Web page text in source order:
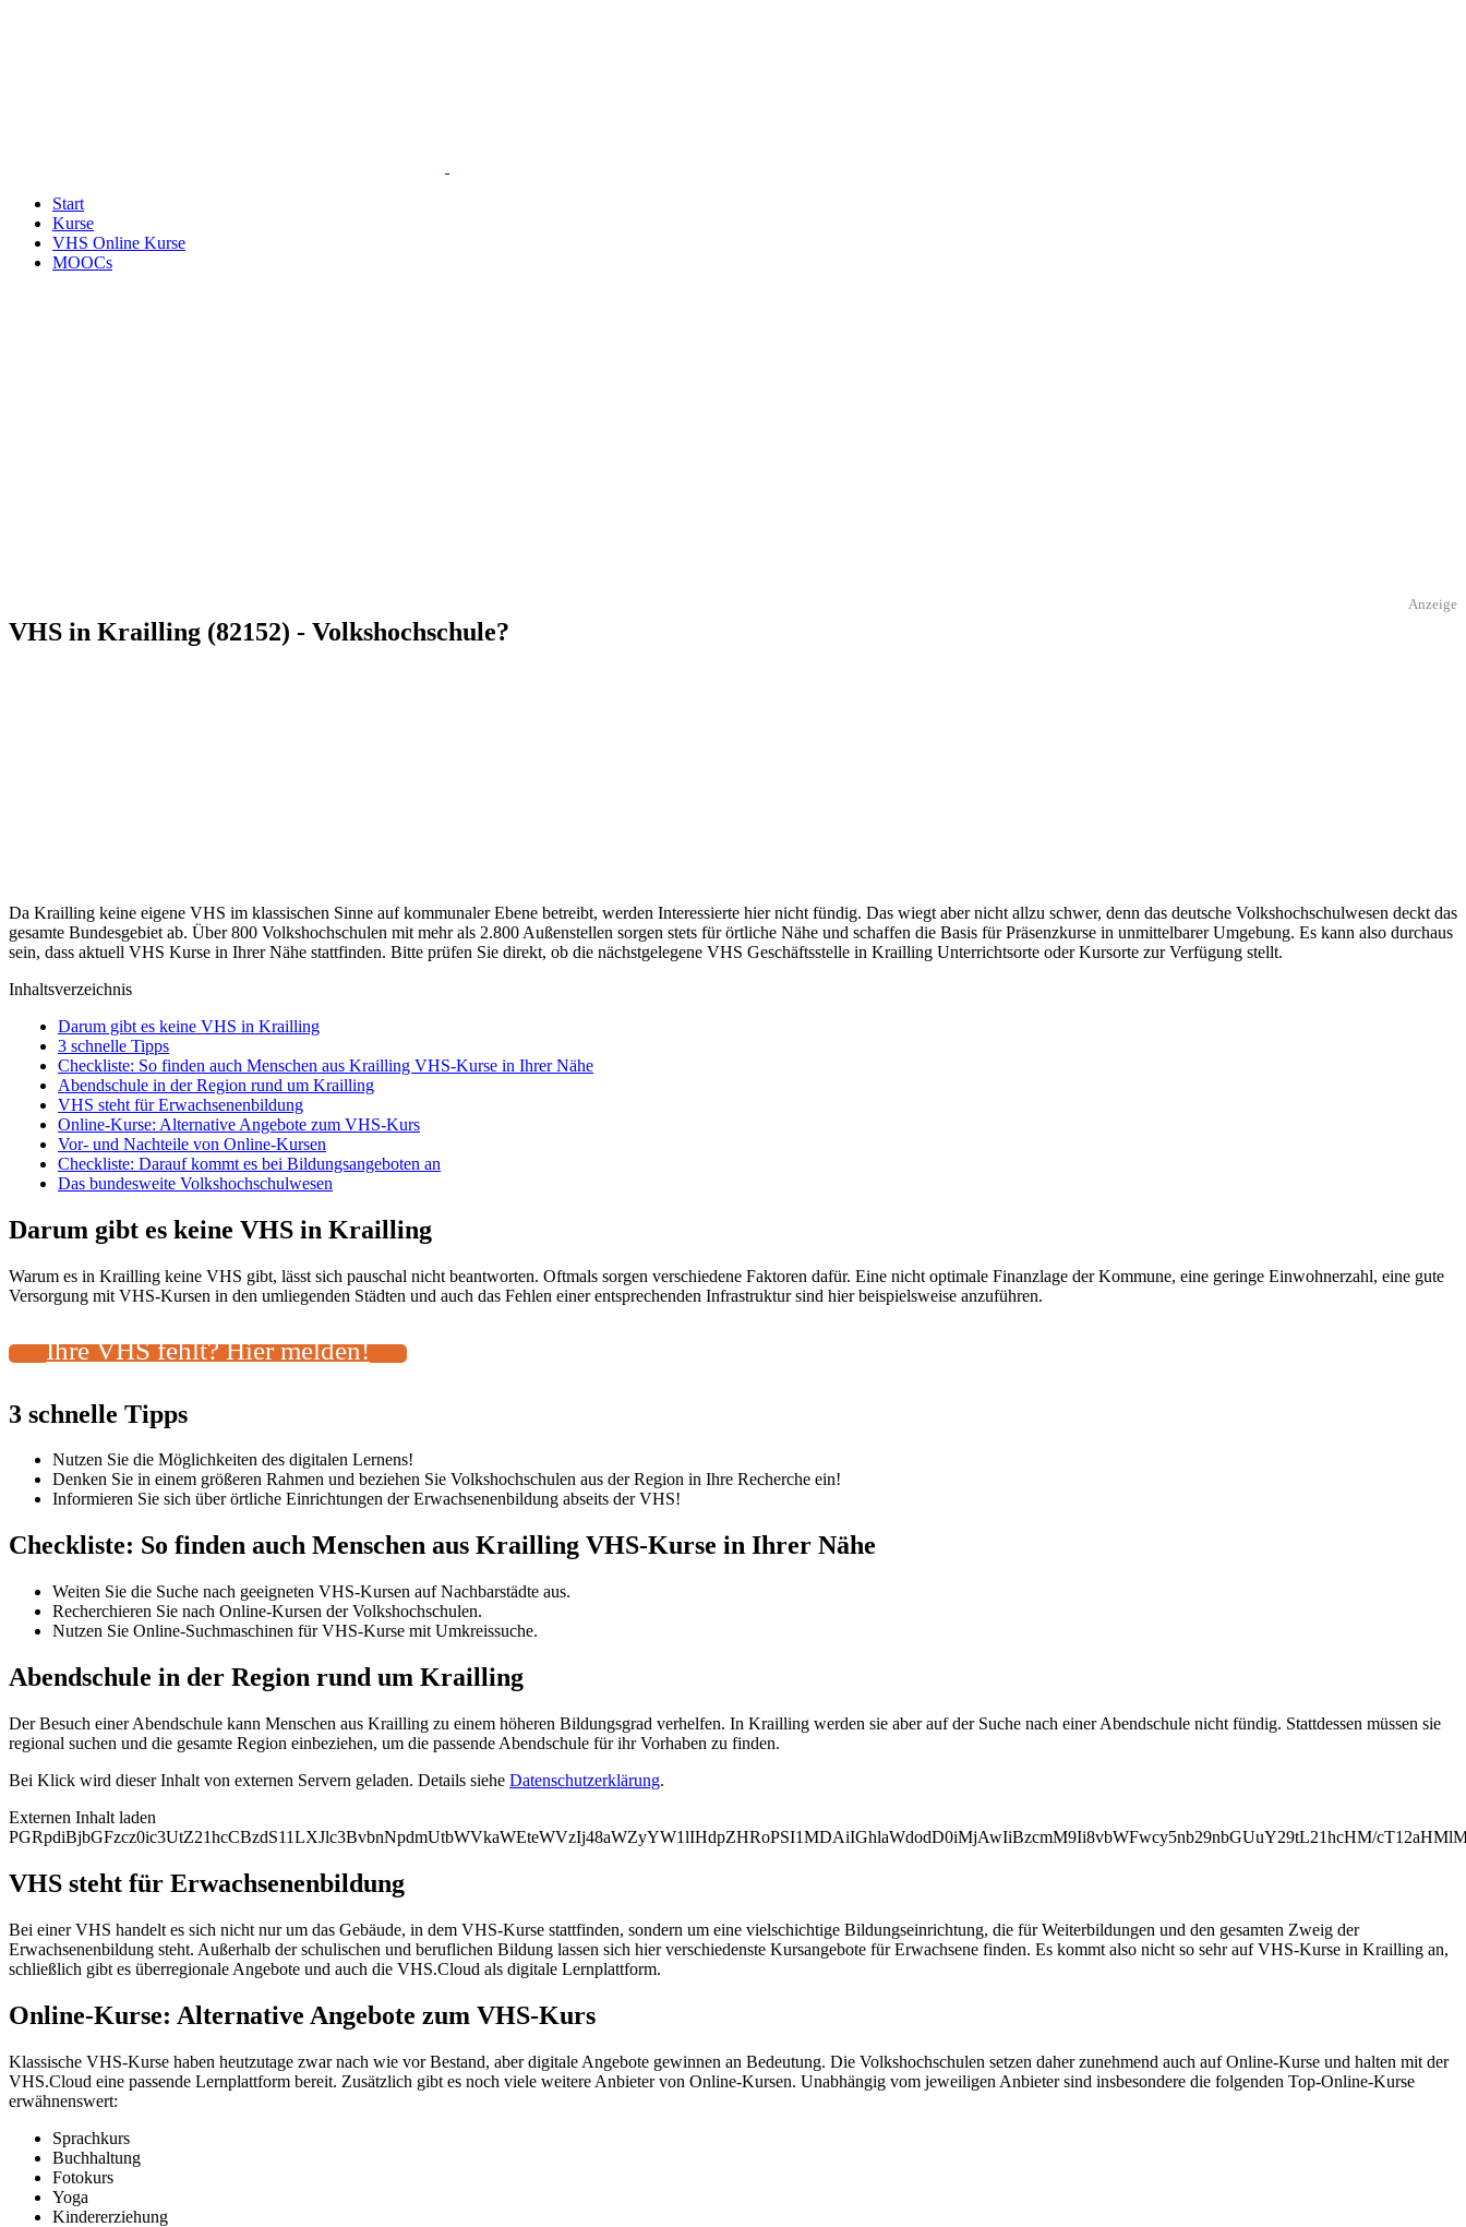
Start
Kurse
VHS Online Kurse
MOOCs
Anzeige
VHS in Krailling (82152) - Volkshochschule?
Da Krailling keine eigene VHS im klassischen Sinne auf kommunaler Ebene betreibt, werden Interessierte hier nicht fündig. Das wiegt aber nicht allzu schwer, denn das deutsche Volkshochschulwesen deckt das
gesamte Bundesgebiet ab. Über 800 Volkshochschulen mit mehr als 2.800 Außenstellen sorgen stets für örtliche Nähe und schaffen die Basis für Präsenzkurse in unmittelbarer Umgebung. Es kann also durchaus
sein, dass aktuell VHS Kurse in Ihrer Nähe stattfinden. Bitte prüfen Sie direkt, ob die nächstgelegene VHS Geschäftsstelle in Krailling Unterrichtsorte oder Kursorte zur Verfügung stellt.
Inhaltsverzeichnis
Darum gibt es keine VHS in Krailling
3 schnelle Tipps
Checkliste: So finden auch Menschen aus Krailling VHS-Kurse in Ihrer Nähe
Abendschule in der Region rund um Krailling
VHS steht für Erwachsenenbildung
Online-Kurse: Alternative Angebote zum VHS-Kurs
Vor- und Nachteile von Online-Kursen
Checkliste: Darauf kommt es bei Bildungsangeboten an
Das bundesweite Volkshochschulwesen
Darum gibt es keine VHS in Krailling
Warum es in Krailling keine VHS gibt, lässt sich pauschal nicht beantworten. Oftmals sorgen verschiedene Faktoren dafür. Eine nicht optimale Finanzlage der Kommune, eine geringe Einwohnerzahl, eine gute
Versorgung mit VHS-Kursen in den umliegenden Städten und auch das Fehlen einer entsprechenden Infrastruktur sind hier beispielsweise anzuführen.
Ihre VHS fehlt? Hier melden!
3 schnelle Tipps
Nutzen Sie die Möglichkeiten des digitalen Lernens!
Denken Sie in einem größeren Rahmen und beziehen Sie Volkshochschulen aus der Region in Ihre Recherche ein!
Informieren Sie sich über örtliche Einrichtungen der Erwachsenenbildung abseits der VHS!
Checkliste: So finden auch Menschen aus Krailling VHS-Kurse in Ihrer Nähe
Weiten Sie die Suche nach geeigneten VHS-Kursen auf Nachbarstädte aus.
Recherchieren Sie nach Online-Kursen der Volkshochschulen.
Nutzen Sie Online-Suchmaschinen für VHS-Kurse mit Umkreissuche.
Abendschule in der Region rund um Krailling
Der Besuch einer Abendschule kann Menschen aus Krailling zu einem höheren Bildungsgrad verhelfen. In Krailling werden sie aber auf der Suche nach einer Abendschule nicht fündig. Stattdessen müssen sie
regional suchen und die gesamte Region einbeziehen, um die passende Abendschule für ihr Vorhaben zu finden.
Bei Klick wird dieser Inhalt von externen Servern geladen. Details siehe Datenschutzerklärung.
Externen Inhalt laden
PGRpdiBjbGFzcz0ic3UtZ21hcCBzdS11LXJlc3BvbnNpdmUtbWVkaWEteWVzIj48aWZyYW1lIHdpZHRoPSI1MDAiIGhlaWdodD0iMjAwIiBzcmM9Ii8vbWFwcy5nb29nbGUuY29tL21hcHM/
VHS steht für Erwachsenenbildung
Bei einer VHS handelt es sich nicht nur um das Gebäude, in dem VHS-Kurse stattfinden, sondern um eine vielschichtige Bildungseinrichtung, die für Weiterbildungen und den gesamten Zweig der
Erwachsenenbildung steht. Außerhalb der schulischen und beruflichen Bildung lassen sich hier verschiedenste Kursangebote für Erwachsene finden. Es kommt also nicht so sehr auf VHS-Kurse in Krailling an,
schließlich gibt es überregionale Angebote und auch die VHS.Cloud als digitale Lernplattform.
Online-Kurse: Alternative Angebote zum VHS-Kurs
Klassische VHS-Kurse haben heutzutage zwar nach wie vor Bestand, aber digitale Angebote gewinnen an Bedeutung. Die Volkshochschulen setzen daher zunehmend auch auf Online-Kurse und halten mit der
VHS.Cloud eine passende Lernplattform bereit. Zusätzlich gibt es noch viele weitere Anbieter von Online-Kursen. Unabhängig vom jeweiligen Anbieter sind insbesondere die folgenden Top-Online-Kurse
erwähnenswert:
Sprachkurs
Buchhaltung
Fotokurs
Yoga
Kindererziehung